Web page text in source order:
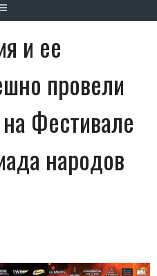
и ее
провели
Фестивале
народов